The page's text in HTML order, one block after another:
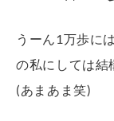
うーん1万歩に
の私にしては結
(あまあま笑)